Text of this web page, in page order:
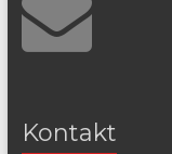
Kontakt